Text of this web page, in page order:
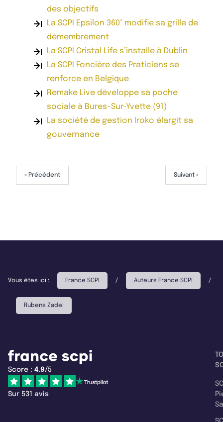
des objectifs
La SCPI Epsilon 360° modifie sa grille de
démembrement
La SCPI Cristal Life s’installe à Dublin
La SCPI Foncière des Praticiens se
renforce en Belgique
Remake Live développe sa poche
sociale à Bures-Sur-Yvette (91)
La société de gestion Iroko élargit sa
gouvernance
« Précédent Suivant »
Vous êtes ici : France SCPI / Auteurs France SCPI /
Rubens Zadel
Score : 4.9/5
Sur 531 avis